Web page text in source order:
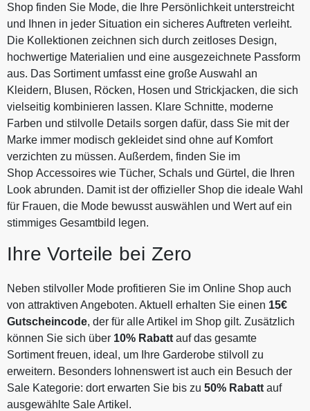
Shop finden Sie Mode, die Ihre Persönlichkeit unterstreicht
und Ihnen in jeder Situation ein sicheres Auftreten verleiht.
Die Kollektionen zeichnen sich durch zeitloses Design,
hochwertige Materialien und eine ausgezeichnete Passform
aus. Das Sortiment umfasst eine große Auswahl an
Kleidern, Blusen, Röcken, Hosen und Strickjacken, die sich
vielseitig kombinieren lassen. Klare Schnitte, moderne
Farben und stilvolle Details sorgen dafür, dass Sie mit der
Marke immer modisch gekleidet sind ohne auf Komfort
verzichten zu müssen. Außerdem, finden Sie im
Shop Accessoires wie Tücher, Schals und Gürtel, die Ihren
Look abrunden. Damit ist der offizieller Shop die ideale Wahl
für Frauen, die Mode bewusst auswählen und Wert auf ein
stimmiges Gesamtbild legen.
Ihre Vorteile bei Zero
Neben stilvoller Mode profitieren Sie im Online Shop auch
von attraktiven Angeboten. Aktuell erhalten Sie einen 15€
Gutscheincode, der für alle Artikel im Shop gilt. Zusätzlich
können Sie sich über 10% Rabatt auf das gesamte
Sortiment freuen, ideal, um Ihre Garderobe stilvoll zu
erweitern. Besonders lohnenswert ist auch ein Besuch der
Sale Kategorie: dort erwarten Sie bis zu 50% Rabatt auf
ausgewählte Sale Artikel.